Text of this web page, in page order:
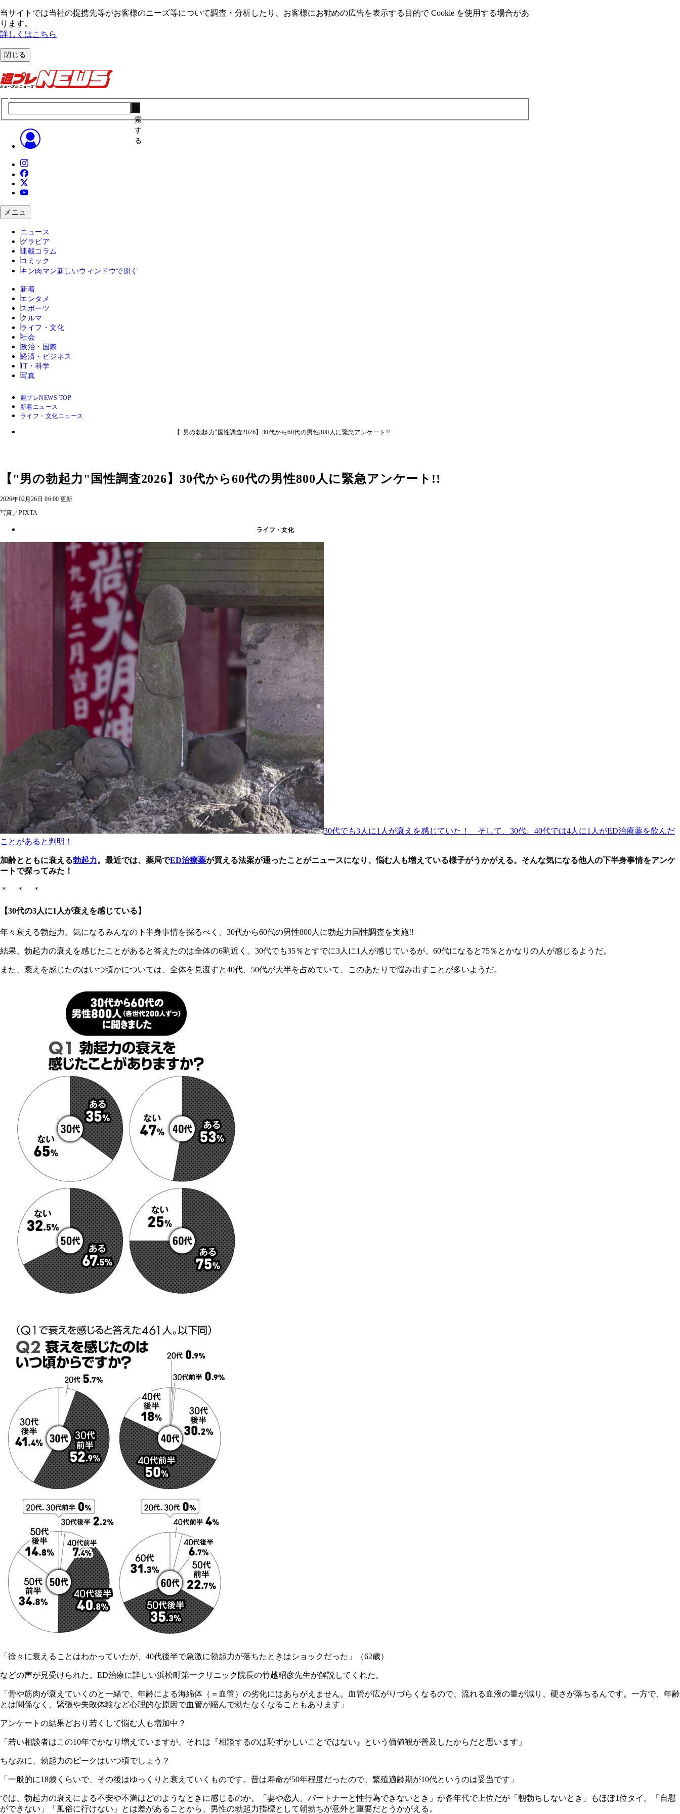
当サイトでは当社の提携先等がお客様のニーズ等について調査・分析したり、お客様にお勧めの広告を表⽰する⽬的で Cookie を使⽤する場合があ
ります。
詳しくはこちら
閉じる
索
す
る
メニュ
ニュース
グラビア
連載コラム
コミック
キン肉マン 新しいウィンドウで開く
新着
エンタメ
スポーツ
クルマ
ライフ・文化
社会
政治・国際
経済・ビジネス
IT・科学
写真
週プレNEWS TOP
新着ニュース
ライフ・文化ニュース
【"男の勃起力"国性調査2026】30代から60代の男性800人に緊急アンケート!!
【"男の勃起力"国性調査2026】30代から60代の男性800人に緊急アンケート!!
2026年02月26日 06:00 更新
写真／PIXTA
ライフ・文化
30代でも3人に1人が衰えを感じていた！ そして、30代、40代では4人に1人がED治療薬を飲んだ
ことがあると判明！
加齢とともに衰える勃起力。最近では、薬局でED治療薬が買える法案が通ったことがニュースになり、悩む人も増えている様子がうかがえる。そんな気になる他人の下半身事情をアンケ
ートで探ってみた！
＊ ＊ ＊
【30代の3人に1人が衰えを感じている】
年々衰える勃起力。気になるみんなの下半身事情を探るべく、30代から60代の男性800人に勃起力国性調査を実施!!
結果、勃起力の衰えを感じたことがあると答えたのは全体の6割近く。30代でも35％とすでに3人に1人が感じているが、60代になると75％とかなりの人が感じるようだ。
また、衰えを感じたのはいつ頃かについては、全体を見渡すと40代、50代が大半を占めていて、このあたりで悩み出すことが多いようだ。
「徐々に衰えることはわかっていたが、40代後半で急激に勃起力が落ちたときはショックだった」（62歳）
などの声が見受けられた。ED治療に詳しい浜松町第一クリニック院長の竹越昭彦先生が解説してくれた。
「骨や筋肉が衰えていくのと一緒で、年齢による海綿体（＝血管）の劣化にはあらがえません。血管が広がりづらくなるので、流れる血液の量が減り、硬さが落ちるんです。一方で、年齢
とは関係なく、緊張や失敗体験など心理的な原因で血管が縮んで勃たなくなることもあります」
アンケートの結果どおり若くして悩む人も増加中？
「若い相談者はこの10年でかなり増えていますが、それは『相談するのは恥ずかしいことではない』という価値観が普及したからだと思います」
ちなみに、勃起力のピークはいつ頃でしょう？
「一般的に18歳くらいで、その後はゆっくりと衰えていくものです。昔は寿命が50年程度だったので、繁殖適齢期が10代というのは妥当です」
では、勃起力の衰えによる不安や不満はどのようなときに感じるのか。「妻や恋人、パートナーと性行為できないとき」が各年代で上位だが「朝勃ちしないとき」もほぼ1位タイ。「自慰
ができない」「風俗に行けない」とは差があることから、男性の勃起力指標として朝勃ちが意外と重要だとうかがえる。